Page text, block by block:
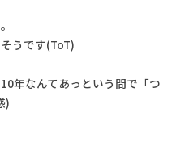
うです(ToT)
年なんてあっという間で「つ
)